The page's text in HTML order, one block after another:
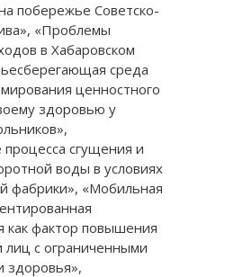
побережье Советско-
«Проблемы
в Хабаровском
среда
ценностного
здоровью у
сгущения и
воды в условиях
фабрики», «Мобильная
как фактор повышения
лиц с ограниченными
здоровья»,